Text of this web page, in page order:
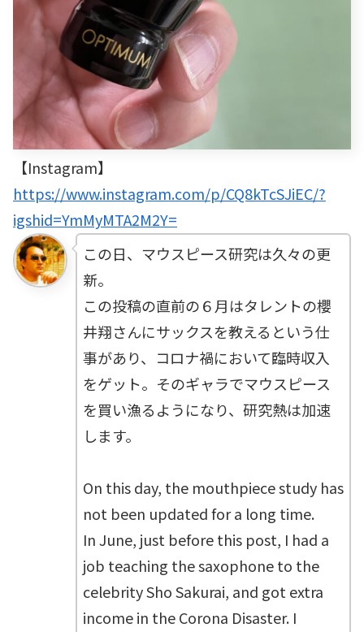
【Instagram】
https://www.instagram.com/p/CQ8kTcSJiEC/?
igshid=YmMyMTA2M2Y=
この日、マウスピース研究は久々の更
新。
この投稿の直前の６月はタレントの櫻
井翔さんにサックスを教えるという仕
事があり、コロナ禍において臨時収入
をゲット。そのギャラでマウスピース
を買い漁るようになり、研究熱は加速
します。
On this day, the mouthpiece study has
not been updated for a long time.
In June, just before this post, I had a
job teaching the saxophone to the
celebrity Sho Sakurai, and got extra
income in the Corona Disaster. I